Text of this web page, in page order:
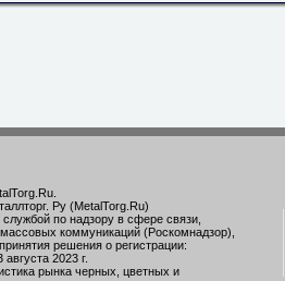
Ру (MetalTorg.Ru)
по надзору в сфере связи,
коммуникаций (Роскомнадзор),
решения о регистрации:
2023 г.
рынка черных, цветных и